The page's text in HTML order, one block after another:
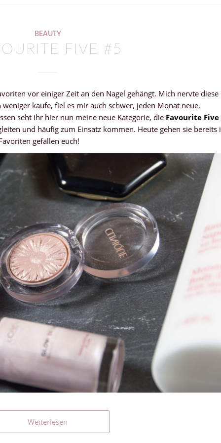
BEAUTY
FIVE #5
vor einiger Zeit an den Nagel gehängt. Mich nervte diese
kaufe, fiel es mir auch schwer, jeden Monat neue,
seht ihr hier nun meine neue Kategorie, die Favourite Five
und häufig zum Einsatz kommen. Heute gehen sie bereits
gefallen euch!
Weiterlesen